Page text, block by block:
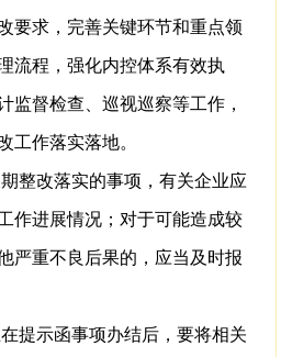
要求，完善关键环节和重点领
流程，强化内控体系有效执
监督检查、巡视巡察等工作，
工作落实落地。
整改落实的事项，有关企业应
作进展情况；对于可能造成较
严重不良后果的，应当及时报
提示函事项办结后，要将相关